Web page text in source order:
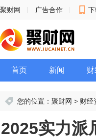
聚财网 广告合作
首页 新闻
您的位置： 聚财网 > 财经
2025实力派